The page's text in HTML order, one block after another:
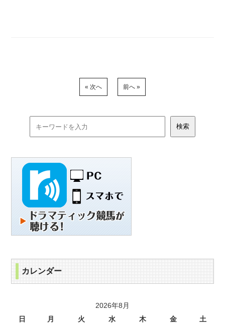
« 次へ 前へ »
カレンダー
2026年8月
日
月 火 水 木 金 土